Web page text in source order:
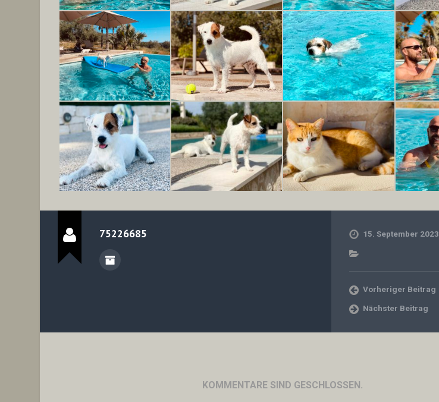
75226685 15. September 2023
Vorheriger Beitrag
Nächster Beitrag
KOMMENTARE SIND GESCHLOSSEN.